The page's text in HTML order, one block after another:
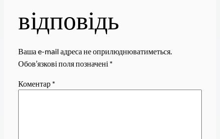
відповідь
Ваша e-mail адреса не оприлюднюватиметься.
Обов’язкові поля позначені *
Коментар *